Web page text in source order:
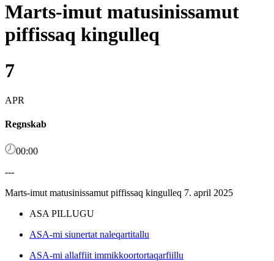
Marts-imut matusinissamut
piffissaq kingulleq
7
APR
Regnskab
00:00
---
Marts-imut matusinissamut piffissaq kingulleq 7. april 2025
ASA PILLUGU
ASA-mi siunertat naleqartitallu
ASA-mi allaffiit immikkoortortaqarfiillu